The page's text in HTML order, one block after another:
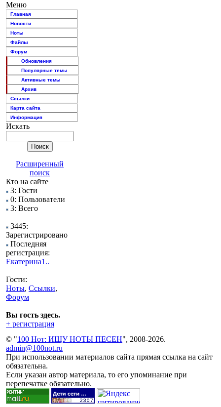
Меню
Главная
Новости
Ноты
Файлы
Форум
Обновления
Популярные темы
Активные темы
Архив
Ссылки
Карта сайта
Информация
Искать
Расширенный
поиск
Кто на сайте
3: Гости
0: Пользователи
3: Всего
3445:
Зарегистрировано
Последняя
регистрация:
Екатерина1..
Гости:
Ноты, Ссылки,
Форум
Вы гость здесь.
+ регистрация
© "100 Нот: ИЩУ НОТЫ ПЕСЕН", 2008-2026.
admin@100not.ru
При использовании материалов сайта прямая ссылка на сайт
обязательна.
Если указан автор материала, то его упоминание при
перепечатке обязательно.